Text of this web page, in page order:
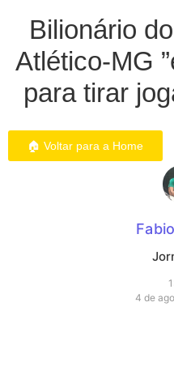
Bilionário
Atlético-MG
para tirar
🏠 Voltar para a Home
4 de